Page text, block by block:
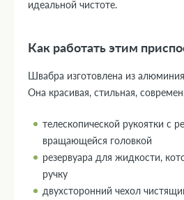
идеальной чистоте.
Как работать этим
Швабра изготовлена из
Она красивая, стильная,
телескопической рукоятки с
вращающейся головкой
резервуара для жидкости,
ручку
двухсторонний чехол